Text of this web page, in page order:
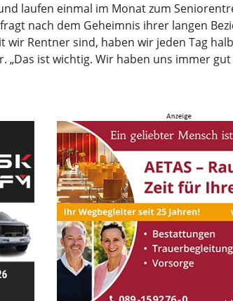
laufen einmal im Monat zum
nach dem Geheimnis ihrer langen
Rentner sind, haben wir jeden Tag
„Das ist wichtig. Wir haben uns immer